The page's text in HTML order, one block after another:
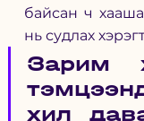
байсан ч
нь судлах
Зарим
хил